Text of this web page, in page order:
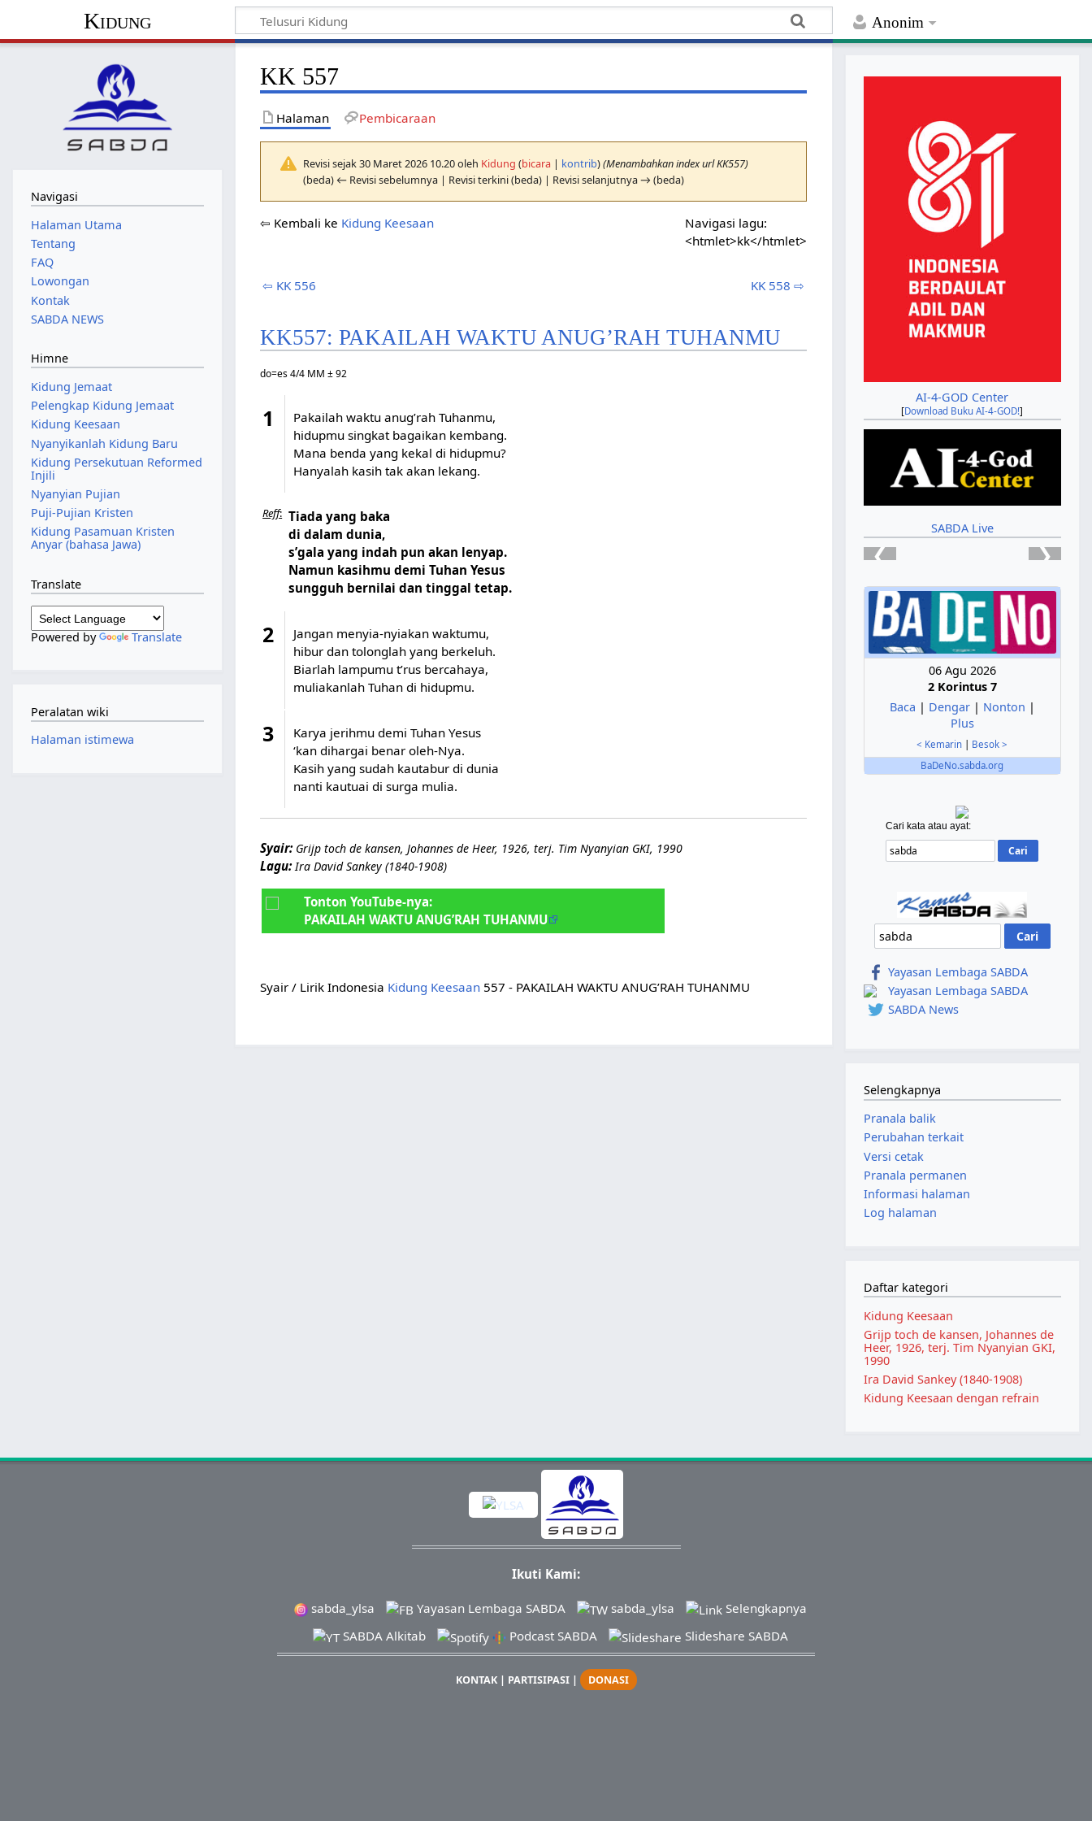
Anonim
Kidung
KK 557
Halaman Pembicaraan
Revisi sejak 30 Maret 2026 10.20 oleh Kidung (bicara | kontrib)(Menambahkan index url KK557)
(beda) ← Revisi sebelumnya | Revisi terkini (beda) | Revisi selanjutnya → (beda)
Navigasi lagu:
<htmlet>kk</htmlet>
⇦ Kembali ke Kidung Keesaan
⇦ KK 556 KK 558 ⇨
KK557: PAKAILAH WAKTU ANUG’RAH TUHANMU
do=es 4/4 MM ± 92
1
Pakailah waktu anug’rah Tuhanmu,
hidupmu singkat bagaikan kembang.
Mana benda yang kekal di hidupmu?
Hanyalah kasih tak akan lekang.
Reff: Tiada yang baka
di dalam dunia,
s’gala yang indah pun akan lenyap.
Namun kasihmu demi Tuhan Yesus
sungguh bernilai dan tinggal tetap.
2
Jangan menyia-nyiakan waktumu,
hibur dan tolonglah yang berkeluh.
Biarlah lampumu t’rus bercahaya,
muliakanlah Tuhan di hidupmu.
3
Karya jerihmu demi Tuhan Yesus
‘kan dihargai benar oleh-Nya.
Kasih yang sudah kautabur di dunia
nanti kautuai di surga mulia.
Syair: Grijp toch de kansen, Johannes de Heer, 1926, terj. Tim Nyanyian GKI, 1990
Lagu: Ira David Sankey (1840-1908)
Tonton YouTube-nya:
PAKAILAH WAKTU ANUG’RAH TUHANMU
Syair / Lirik Indonesia Kidung Keesaan 557 - PAKAILAH WAKTU ANUG’RAH TUHANMU
Navigasi
Halaman Utama
Tentang
FAQ
Lowongan
Kontak
SABDA NEWS
Himne
Kidung Jemaat
Pelengkap Kidung Jemaat
Kidung Keesaan
Nyanyikanlah Kidung Baru
Kidung Persekutuan Reformed
Injili
Nyanyian Pujian
Puji-Pujian Kristen
Kidung Pasamuan Kristen
Anyar (bahasa Jawa)
Translate
Powered by Translate
Peralatan wiki
Halaman istimewa
AI-4-GOD Center
[Download Buku AI-4-GOD!]
SABDA Live
❮ ❯
06 Agu 2026
2 Korintus 7
Baca | Dengar| Nonton |
Plus
< Kemarin
Besok >
BaDeNo.sabda.org
Cari kata atau ayat:
Yayasan Lembaga SABDA
Yayasan Lembaga SABDA
SABDA News
Selengkapnya
Pranala balik
Perubahan terkait
Versi cetak
Pranala permanen
Informasi halaman
Log halaman
Daftar kategori
Kidung Keesaan
Grijp toch de kansen, Johannes de
Heer, 1926, terj. Tim Nyanyian GKI,
1990
Ira David Sankey (1840-1908)
Kidung Keesaan dengan refrain
Ikuti Kami:
sabda_ylsa Yayasan Lembaga SABDA sabda_ylsa
Selengkapnya
SABDA Alkitab
Podcast SABDA Slideshare SABDA
KONTAK| PARTISIPASI| DONASI